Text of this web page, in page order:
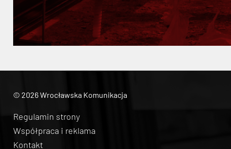
© 2026 Wrocławska Komunikacja
Regulamin strony
Współpraca i reklama
Kontakt